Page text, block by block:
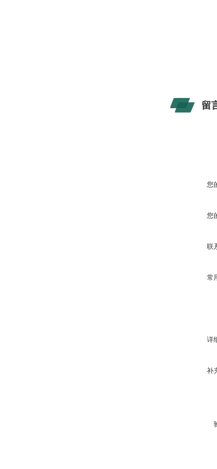
留
您
您
联
常
详
补